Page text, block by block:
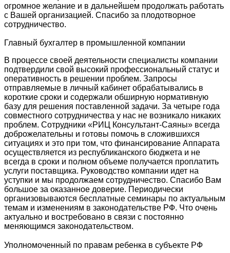
огромное желание и в дальнейшем продолжать работать
с Вашей организацией. Спасибо за плодотворное
сотрудничество.
Главный бухгалтер в промышленной компании
В процессе своей деятельности специалисты компании
подтвердили свой высокий профессиональный статус и
оперативность в решении проблем. Запросы
отправляемые в личный кабинет обрабатывались в
короткие сроки и содержали обширную нормативную
базу для решения поставленной задачи. За четыре года
совместного сотрудничества у нас не возникало никаких
проблем. Сотрудники «РИЦ Консультант-Саяны» всегда
доброжелательны и готовы помочь в сложившихся
ситуациях и это при том, что финансирование Аппарата
осуществляется из республиканского бюджета и не
всегда в сроки и полном объеме получается проплатить
услуги поставщика. Руководство компании идет на
уступки и мы продолжаем сотрудничество. Спасибо Вам
большое за оказанное доверие. Периодически
организовываются бесплатные семинары по актуальным
темам и изменениям в законодательстве РФ. Что очень
актуально и востребовано в связи с постоянно
меняющимся законодательством.
Уполномоченный по правам ребенка в субъекте РФ